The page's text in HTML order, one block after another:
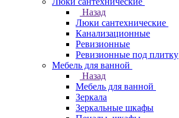
Назад
Люки сантехнические
Канализационные
Ревизионные
Ревизионные под плитку
Мебель для ванной
Назад
Мебель для ванной
Зеркала
Зеркальные шкафы